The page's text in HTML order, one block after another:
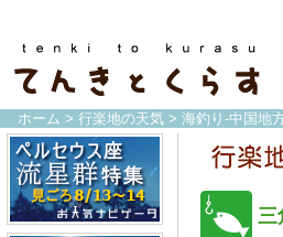
ホーム > 行楽地の天気 > 海釣り-中国地
三